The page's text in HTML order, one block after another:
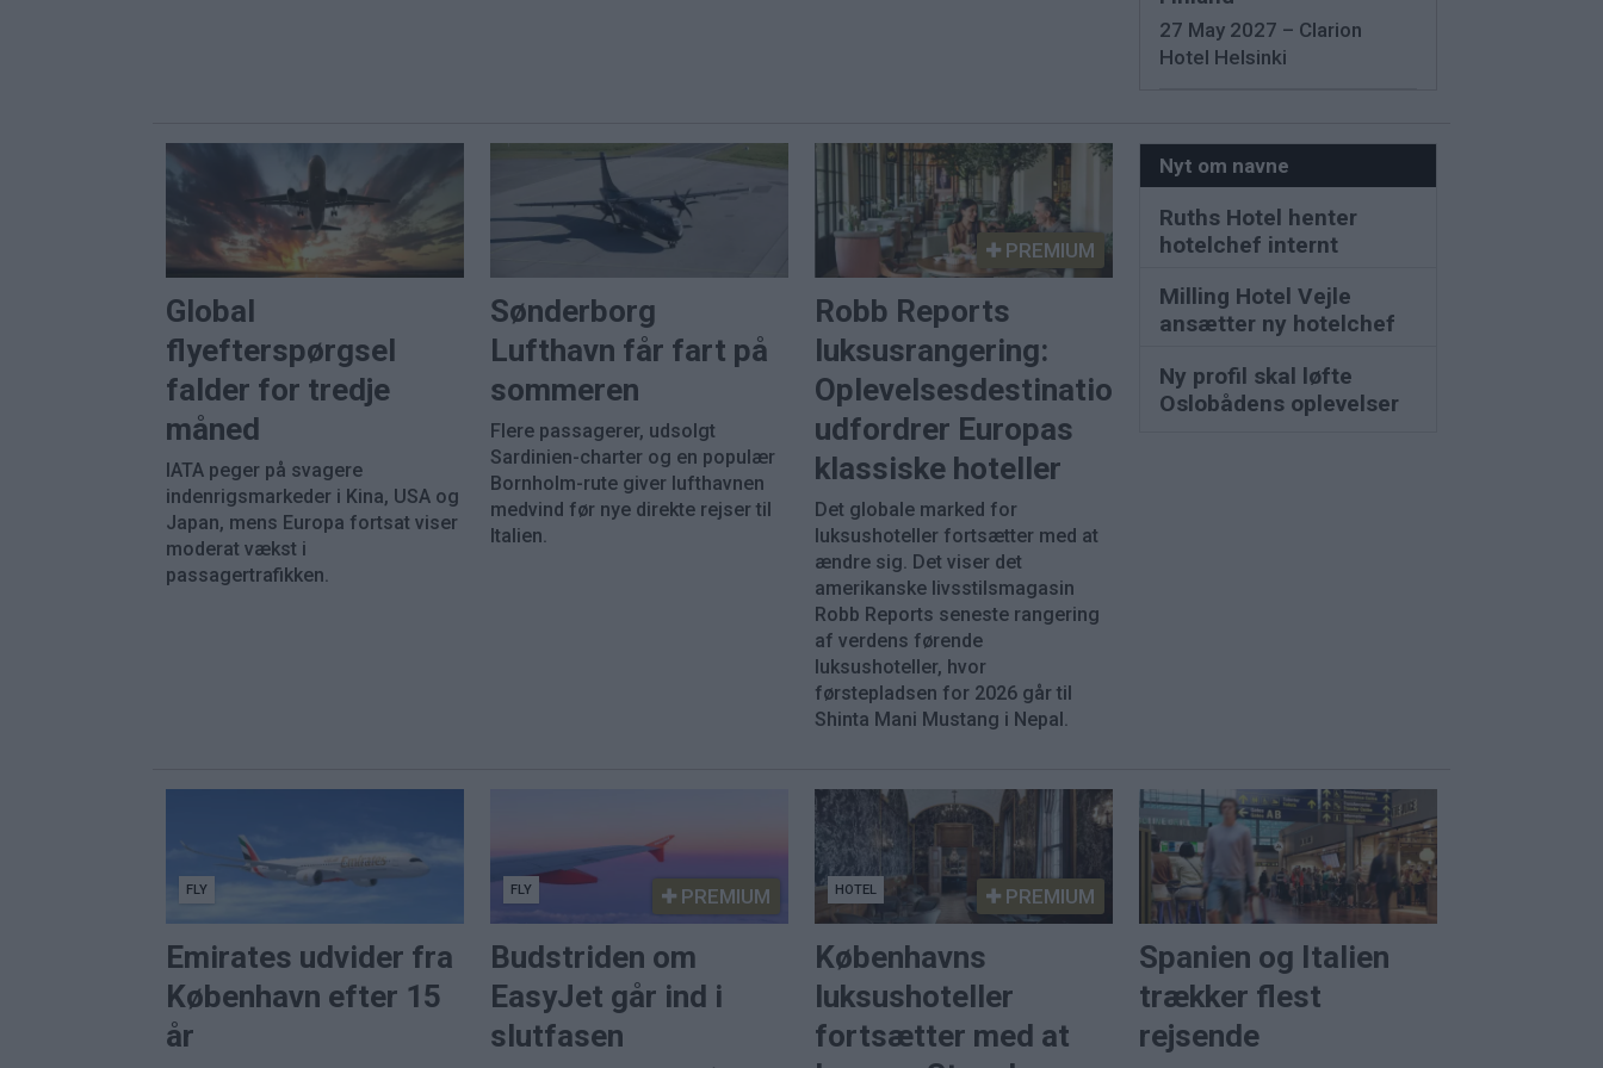
27 May 2027 – Clarion
Hotel Helsinki
Global
flyefterspørgsel
falder for tredje
måned
IATA peger på svagere
indenrigsmarkeder i Kina, USA og
Japan, mens Europa fortsat viser
moderat vækst i
passagertrafikken.
Sønderborg
Lufthavn får fart på
sommeren
Flere passagerer, udsolgt
Sardinien-charter og en populær
Bornholm-rute giver lufthavnen
medvind før nye direkte rejser til
Italien.
PREMIUM
Robb Reports
luksusrangering:
Oplevelsesdestinationer
udfordrer Europas
klassiske hoteller
Det globale marked for
luksushoteller fortsætter med at
ændre sig. Det viser det
amerikanske livsstilsmagasin
Robb Reports seneste rangering
af verdens førende
luksushoteller, hvor
førstepladsen for 2026 går til
Shinta Mani Mustang i Nepal.
Nyt om navne
Ruths Hotel henter
hotelchef internt
Milling Hotel Vejle
ansætter ny hotelchef
Ny profil skal løfte
Oslobådens oplevelser
FLY
Emirates udvider fra
København efter 15
år
FLY PREMIUM
Budstriden om
EasyJet går ind i
slutfasen
HOTEL PREMIUM
Københavns
luksushoteller
fortsætter med at
Spanien og Italien
trækker flest
rejsende